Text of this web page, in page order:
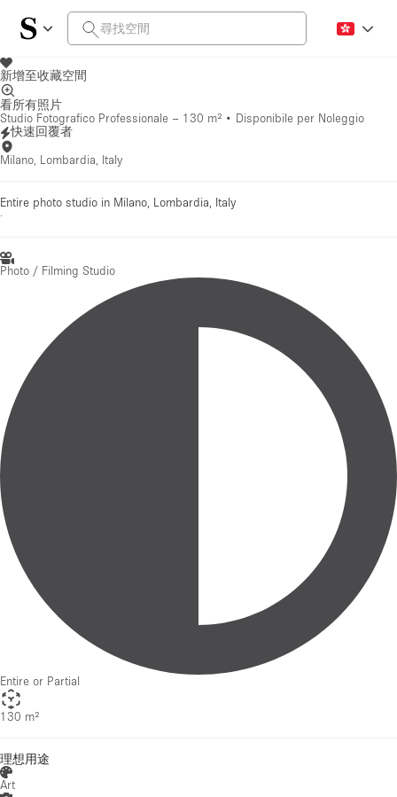
新增至收藏空間
看所有照片
Studio Fotografico Professionale – 130 m² • Disponibile per Noleggio
快速回覆者
Milano, Lombardia, Italy
Entire photo studio in Milano, Lombardia, Italy
·
Photo / Filming Studio
Entire or Partial
130 m²
理想用途
Art